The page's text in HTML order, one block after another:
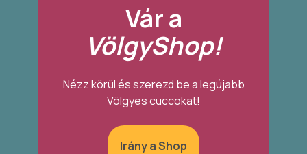
Vár a
VölgyShop!
Nézz körül és szerezd be a legújabb
Völgyes cuccokat!
Irány a Shop